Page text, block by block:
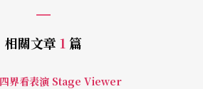
相關文章 1 篇
四界看表演 Stage Viewer